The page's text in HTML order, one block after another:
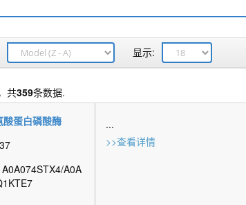
显示:
共359条数据.
酸蛋白磷酸酶
A0A074STX4/A0A
...
>>查看详情